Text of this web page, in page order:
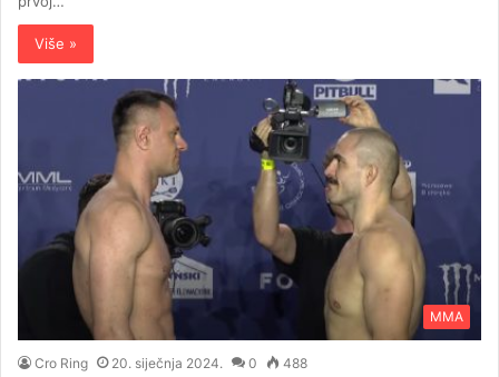
Više »
MMA
Cro Ring 20. siječnja 2024. 0 488